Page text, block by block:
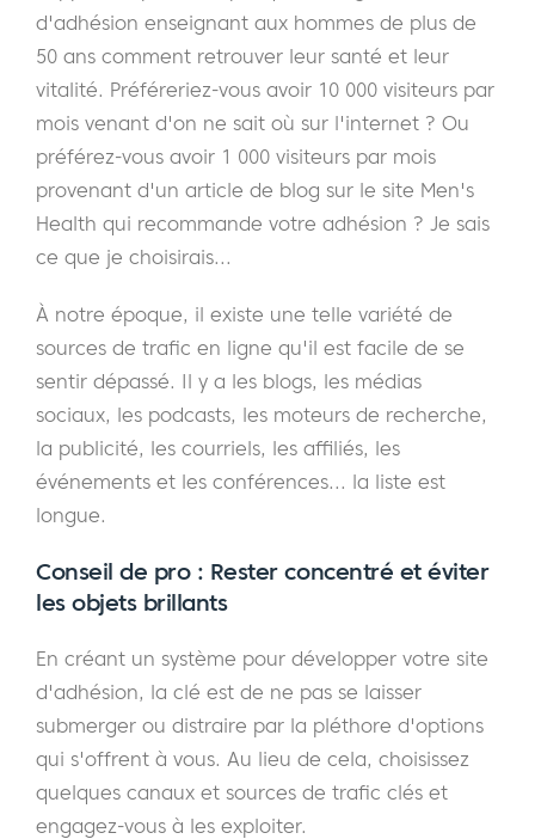
d'adhésion enseignant aux hommes de plus de
50 ans comment retrouver leur santé et leur
vitalité. Préféreriez-vous avoir 10 000 visiteurs par
mois venant d'on ne sait où sur l'internet ? Ou
préférez-vous avoir 1 000 visiteurs par mois
provenant d'un article de blog sur le site Men's
Health qui recommande votre adhésion ? Je sais
ce que je choisirais...
À notre époque, il existe une telle variété de
sources de trafic en ligne qu'il est facile de se
sentir dépassé. Il y a les blogs, les médias
sociaux, les podcasts, les moteurs de recherche,
la publicité, les courriels, les affiliés, les
événements et les conférences... la liste est
longue.
Conseil de pro : Rester concentré et éviter
les objets brillants
En créant un système pour développer votre site
d'adhésion, la clé est de ne pas se laisser
submerger ou distraire par la pléthore d'options
qui s'offrent à vous. Au lieu de cela, choisissez
quelques canaux et sources de trafic clés et
engagez-vous à les exploiter.